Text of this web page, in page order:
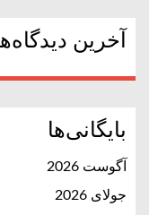
آخرین
بایگانی‌ها
آگوست 2026
جولای 2026